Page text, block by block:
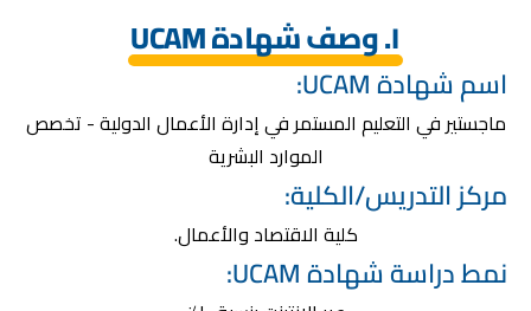
١. وصف شهادة UCAM
اسم شهادة UCAM:
ماجستير في التعليم المستمر في إدارة الأعمال الدولية - تخصص
الموارد البشرية
مركز التدريس/الكلية:
كلية الاقتصاد والأعمال.
نمط دراسة شهادة UCAM: